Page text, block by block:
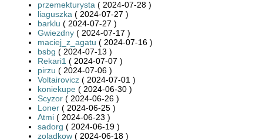
przemekturysta ( 2024-07-28 )
liaguszka ( 2024-07-27 )
barklu ( 2024-07-27 )
Gwiezdny ( 2024-07-17 )
maciej_z_agatu ( 2024-07-16 )
bsbg ( 2024-07-13 )
Rekari1 ( 2024-07-07 )
pirzu ( 2024-07-06 )
Voltairovicz ( 2024-07-01 )
koniekupe ( 2024-06-30 )
Scyzor ( 2024-06-26 )
Loner ( 2024-06-25 )
Atmi ( 2024-06-23 )
sadorg ( 2024-06-19 )
zoladkow ( 2024-06-18 )